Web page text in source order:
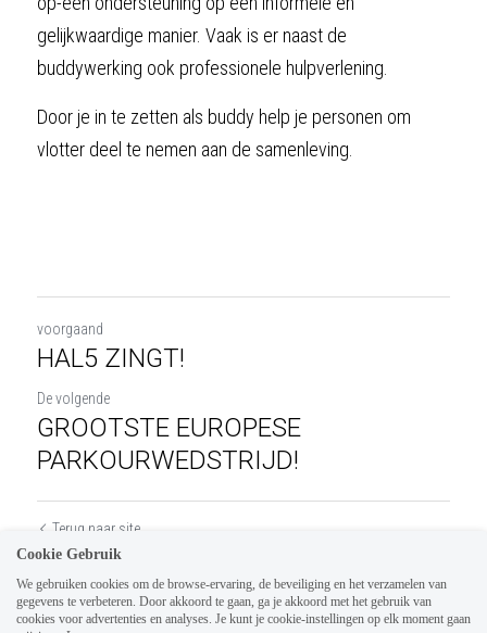
gelijkwaardige manier. Vaak is er naast de
buddywerking ook professionele hulpverlening.
Door je in te zetten als buddy help je personen om
vlotter deel te nemen aan de samenleving.
voorgaand
HAL5 ZINGT!
De volgende
GROOTSTE EUROPESE
PARKOURWEDSTRIJD!
Terug naar site
Cookie Gebruik
We gebruiken cookies om de browse-ervaring, de beveiliging en het verzamelen van
gegevens te verbeteren. Door akkoord te gaan, ga je akkoord met het gebruik van
cookies voor advertenties en analyses. Je kunt je cookie-instellingen op elk moment gaan